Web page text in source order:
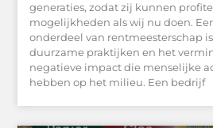
generaties, zodat zij kunnen
mogelijkheden als wij nu doen.
onderdeel van rentmeesterschap
duurzame praktijken en het
negatieve impact die menselijke
hebben op het milieu. Een bedrijf